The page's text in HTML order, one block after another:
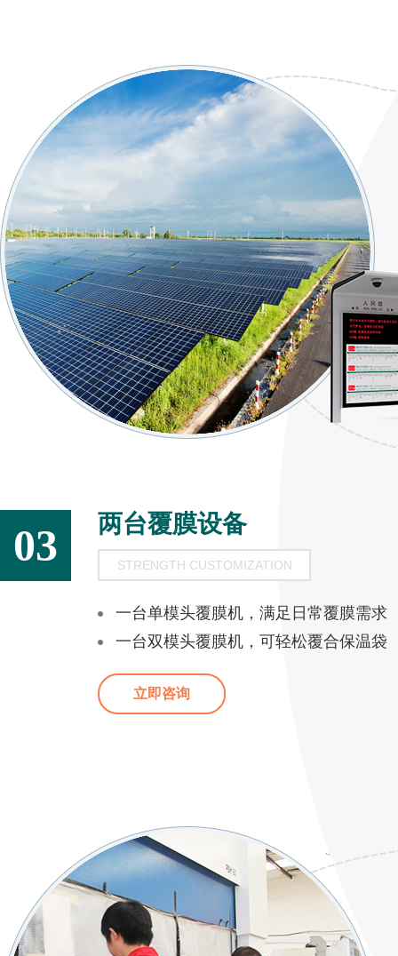
03 两台覆膜设备
STRENGTH CUSTOMIZATION
一台单模头覆膜机，满足日常覆膜需求
一台双模头覆膜机，可轻松覆合保温袋
立即咨询